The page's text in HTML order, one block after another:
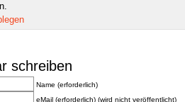
schreiben
Name (erforderlich)
eMail (erforderlich) (wird nicht veröffentlicht)